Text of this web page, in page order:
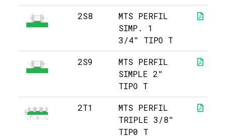
2S8
MTS PERFIL
SIMP. 1
3/4" TIPO T
2S9
MTS PERFIL
SIMPLE 2"
TIPO T
2T1
MTS PERFIL
TRIPLE 3/8"
TIP0 T